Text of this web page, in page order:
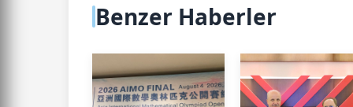
Benzer Haberler